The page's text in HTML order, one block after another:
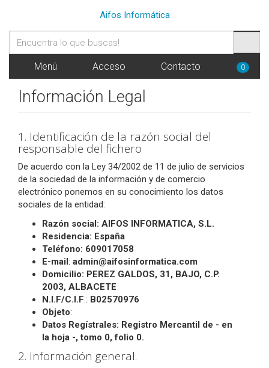
Aifos Informática
Menú Acceso Contacto 0
Información Legal
1. Identificación de la razón social del
responsable del fichero
De acuerdo con la Ley 34/2002 de 11 de julio de servicios
de la sociedad de la información y de comercio
electrónico ponemos en su conocimiento los datos
sociales de la entidad:
Razón social: AIFOS INFORMATICA, S.L.
Residencia: España
Teléfono: 609017058
E-mail: admin@aifosinformatica.com
Domicilio: PEREZ GALDOS, 31, BAJO, C.P.
2003, ALBACETE
N.I.F/C.I.F .: B02570976
Objeto:
Datos Regístrales: Registro Mercantil de - en
la hoja -, tomo 0, folio 0.
2. Información general.